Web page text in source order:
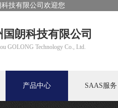
技有限公司欢迎您
国朗科技有限公司
GOLONG Technology Co., Ltd.
产品中心 SAAS服务